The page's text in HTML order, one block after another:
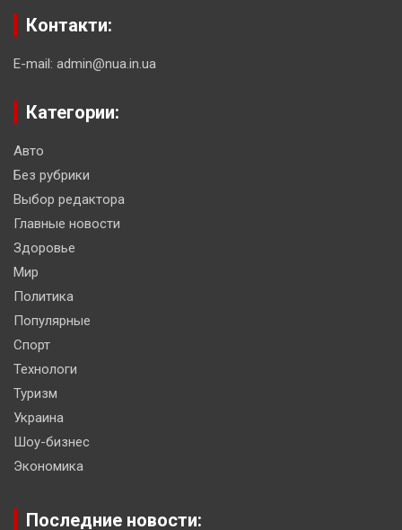
Контакти:
E-mail: admin@nua.in.ua
Категории:
Авто
Без рубрики
Выбор редактора
Главные новости
Здоровье
Мир
Политика
Популярные
Спорт
Технологи
Туризм
Украина
Шоу-бизнес
Экономика
Последние новости: